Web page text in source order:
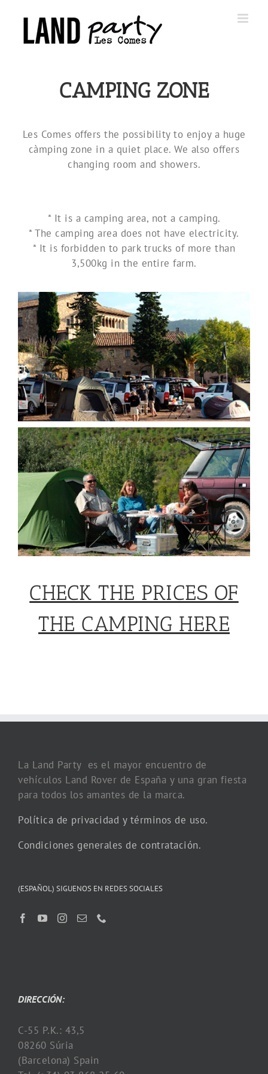
content
CAMPING ZONE
Les Comes offers the possibility to enjoy a huge
càmping zone in a quiet place. We also offers
changing room and showers.
* It is a camping area, not a camping.
* The camping area does not have electricity.
* It is forbidden to park trucks of more than
3,500kg in the entire farm.
CHECK THE PRICES OF
THE CAMPING HERE
La Land Party es el mayor encuentro de
vehículos Land Rover de España y una gran fiesta
para todos los amantes de la marca.
Política de privacidad y términos de uso.
Condiciones generales de contratación.
(ESPAÑOL) SIGUENOS EN REDES SOCIALES
DIRECCIÓN:
C-55 P.K.: 43,5
08260 Súria
(Barcelona) Spain